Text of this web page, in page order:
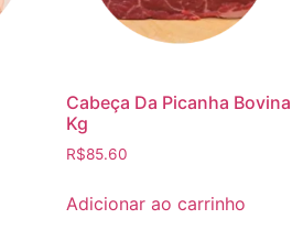
Cabeça Da Picanha Bovina
Kg
R$85.60
Adicionar ao carrinho